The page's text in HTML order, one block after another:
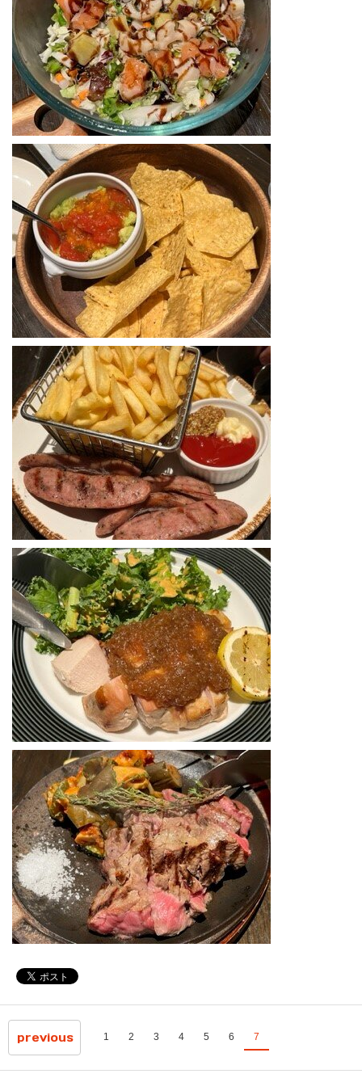
previous 1 2 3 4 5 6 7